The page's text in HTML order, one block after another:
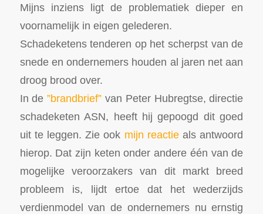
Mijns inziens ligt de problematiek dieper en
voornamelijk in eigen gelederen.
Schadeketens tenderen op het scherpst van de
snede en ondernemers houden al jaren net aan
droog brood over.
In de”brandbrief” van Peter Hubregtse, directie
schadeketen ASN, heeft hij gepoogd dit goed
uit te leggen. Zie ook mijn reactieals antwoord
hierop. Dat zijn keten onder andere één van de
mogelijke veroorzakers van dit markt breed
probleem is, lijdt ertoe dat het wederzijds
verdienmodel van de ondernemers nu ernstig